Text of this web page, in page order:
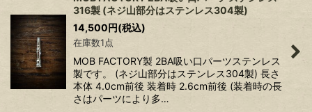
316製 (ネジ山部分はステンレス304製)
14,500円(税込)
在庫数1点
MOB FACTORY製 2BA吸い口パーツステンレス
製です。 (ネジ山部分はステンレス304製) 長さ
本体 4.0cm前後 装着時 2.6cm前後 (装着時の長
さはパーツにより多…